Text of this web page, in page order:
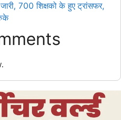
जारी, 700 शिक्षको के हुए ट्रांसफर,